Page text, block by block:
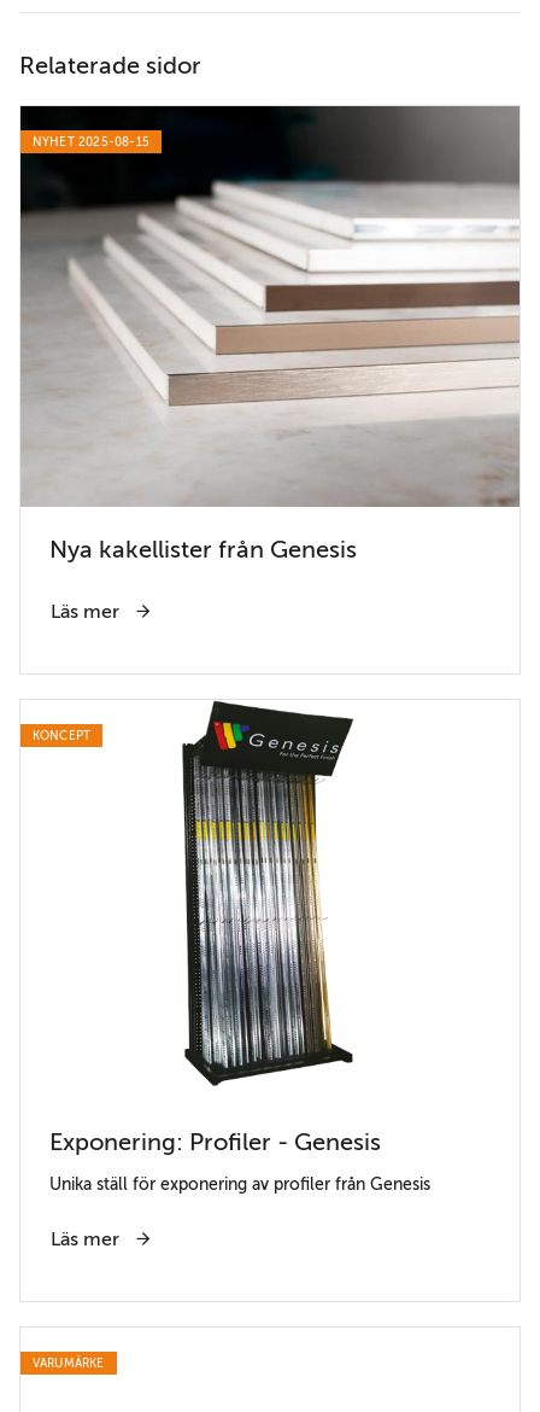
Relaterade sidor
NYHET 2025-08-15
Nya kakellister från Genesis
Läs mer
KONCEPT
Exponering: Profiler - Genesis
Unika ställ för exponering av profiler från Genesis
Läs mer
VARUMÄRKE